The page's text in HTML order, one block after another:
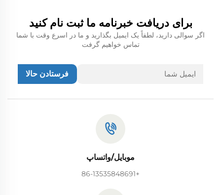
برای دریافت خبرنامه ما ثبت نام کنید
اگر سوالی دارید، لطفاً یک ایمیل بگذارید و ما در اسرع وقت با شما
تماس خواهیم گرفت
فرستادن حالا
موبایل/واتساپ
+86-13535848691